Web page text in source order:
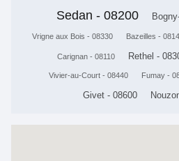
Sedan - 08200
Vrigne aux Bois - 08330 Bazeilles -
Carignan - 08110 Rethel -
Vivier-au-Court - 08440 Fumay -
Givet - 08600